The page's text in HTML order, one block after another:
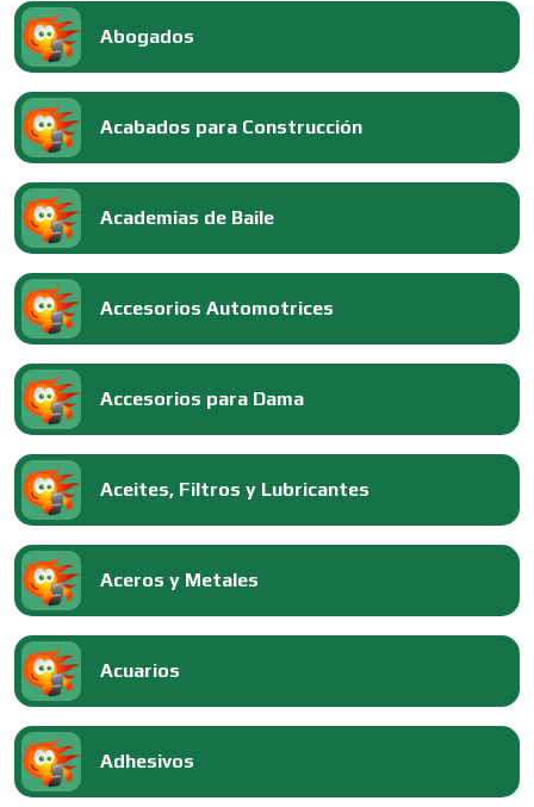
Abogados
Acabados para Construcción
Academias de Baile
Accesorios Automotrices
Accesorios para Dama
Aceites, Filtros y Lubricantes
Aceros y Metales
Acuarios
Adhesivos